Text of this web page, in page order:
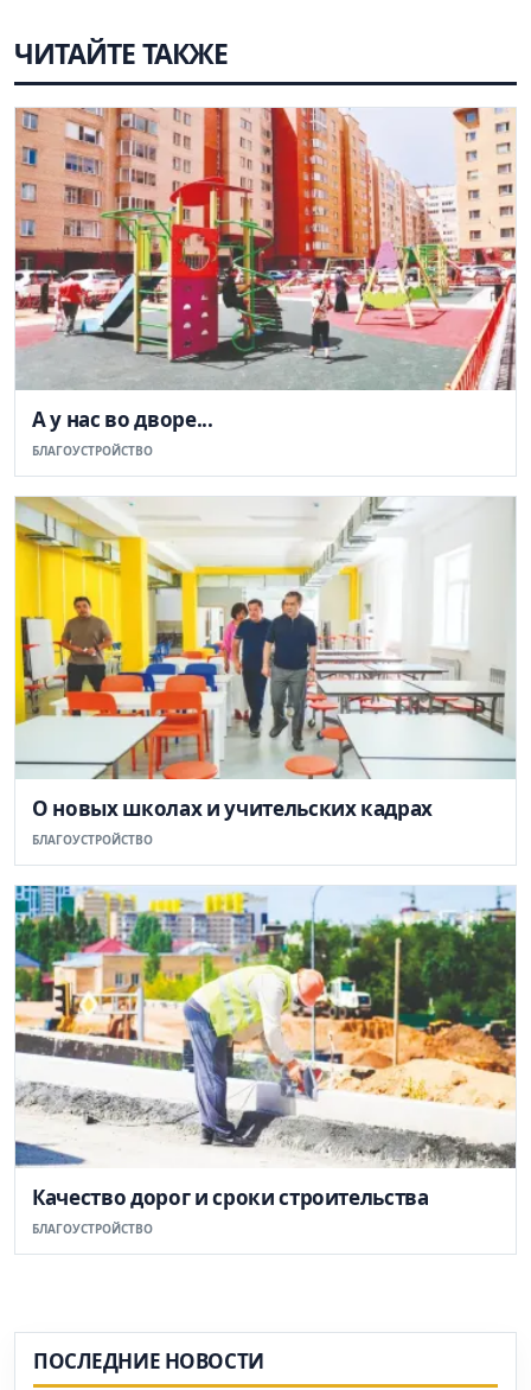
ЧИТАЙТЕ ТАКЖЕ
А у нас во дворе...
БЛАГОУСТРОЙСТВО
О новых школах и учительских кадрах
БЛАГОУСТРОЙСТВО
Качество дорог и сроки строительства
БЛАГОУСТРОЙСТВО
ПОСЛЕДНИЕ НОВОСТИ